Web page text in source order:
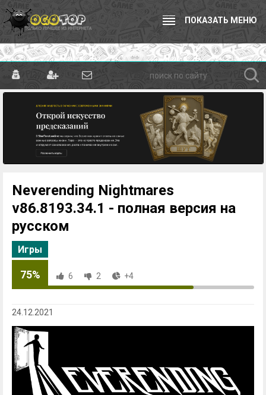
ПОКАЗАТЬ МЕНЮ
Neverending Nightmares
v86.8193.34.1 - полная версия на
русском
Игры
75% 6 2 +4
24.12.2021